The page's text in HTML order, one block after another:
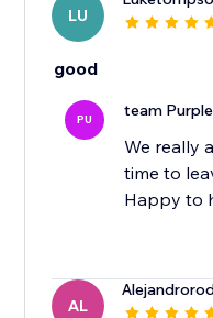
LU
good
PU team
We really
time to
Happy to
AL